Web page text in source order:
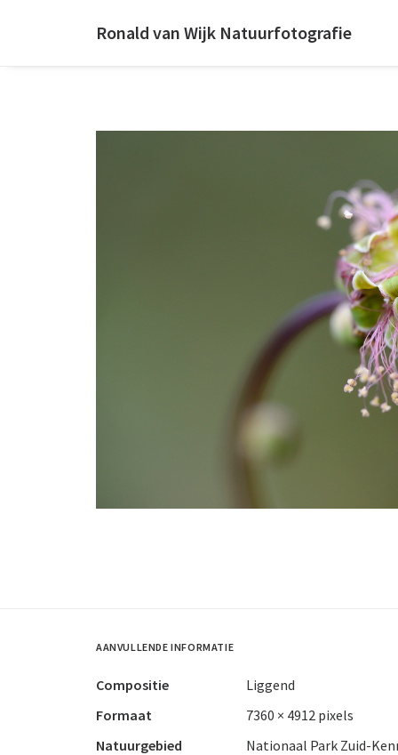
Ronald van Wijk Natuurfotografie
AANVULLENDE INFORMATIE
Compositie
Liggend
Formaat
7360 × 4912 pixels
Natuurgebied
Nationaal Park Zuid-